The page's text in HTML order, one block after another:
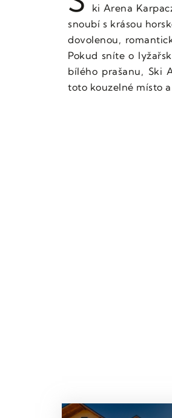
ki Arena
snoubí s krásou
dovolenou,
Pokud sníte o
bílého prašanu, Ski
toto kouzelné místo